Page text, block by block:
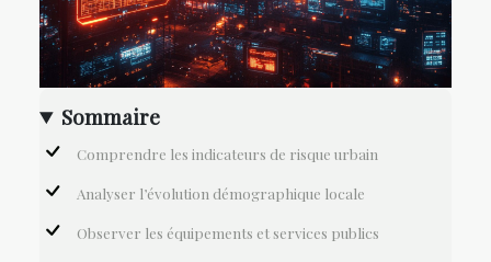
Sommaire
Comprendre les indicateurs de risque urbain
Analyser l’évolution démographique locale
Observer les équipements et services publics